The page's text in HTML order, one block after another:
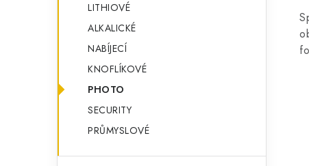
LITHIOVÉ
ALKALICKÉ
NABÍJECÍ
KNOFLÍKOVÉ
PHOTO
SECURITY
PRŮMYSLOVÉ